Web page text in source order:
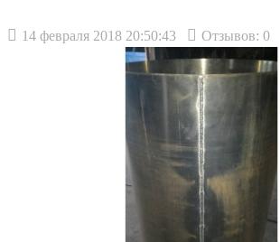
14 февраля 2018 20:50:43 Отзывов: 0